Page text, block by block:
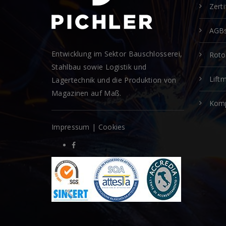
Entwicklung im Sektor Bauschlosserei,
Stahlbau sowie Logistik und
Lagertechnik und die Produktion von
Magazinen auf Maß.
Impressum | Cookies